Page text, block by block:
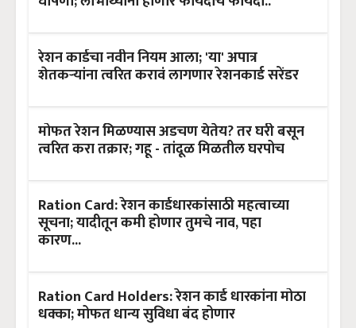
रेशन कार्डचा नवीन नियम आला; 'या' अपात्र
शेतकऱ्यांना त्वरित करावं लागणार रेशनकार्ड सरेंडर
मोफत रेशन मिळण्यास अडचण येतेय? तर घरी बसून
त्वरित करा तक्रार; गहू - तांदूळ मिळतील घरपोच
Ration Card: रेशन कार्डधारकांसाठी महत्वाच्या
सूचना; यादीतून कमी होणार तुमचे नाव, पहा
कारण...
Ration Card Holders: रेशन कार्ड धारकांना मोठा
धक्का; मोफत धान्य सुविधा बंद होणार